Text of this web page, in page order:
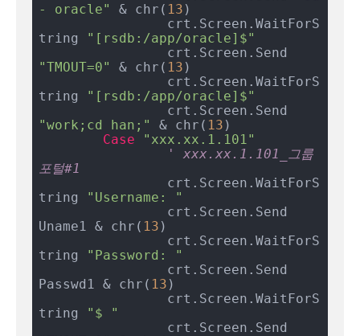
- oracle"
& chr( 13 )
tring
"[rsdb:/app/oracle]$"
"TMOUT=0"
& chr( 13 )
tring
"[rsdb:/app/oracle]$"
"work;cd han;"
& chr( 13 )
Case
"xxx.xx.1.101"
' xxx.xx.1.101_그룹
포털#1
tring
"Username: "
Uname1 & chr( 13 )
tring
"Password: "
Passwd1 & chr( 13 )
tring
"$ "